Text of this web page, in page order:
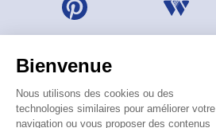
Bienvenue
Nous utilisons des cookies ou des
technologies similaires pour améliorer votre
navigation ou vous proposer des contenus